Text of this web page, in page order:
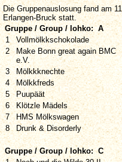
Die Gruppenauslosung fand am
Erlangen-Bruck statt.
Gruppe / Group / lohko: A
1
Vollmölkkschokolade
2
Make Bonn great again BMC
e.V.
3 Mölkkknechte
4
Mölkkfreds
5
Puupäät
6
Klötzle Mädels
7
HMS Mölkswagen
8
Drunk & Disorderly
Gruppe / Group / lohko: C